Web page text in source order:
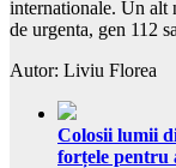
internationale. Un alt
de urgenta, gen 112
Autor: Liviu Florea
Colosii lumii
forțele pentru